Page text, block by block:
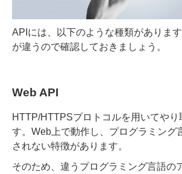
APIには、以下のような種類がありま
が違うので確認しておきましょう。
Web API
HTTP/HTTPSプロトコルを用いてや
す。Web上で動作し、プログラミング
されない特徴があります。
そのため、違うプログラミング言語の